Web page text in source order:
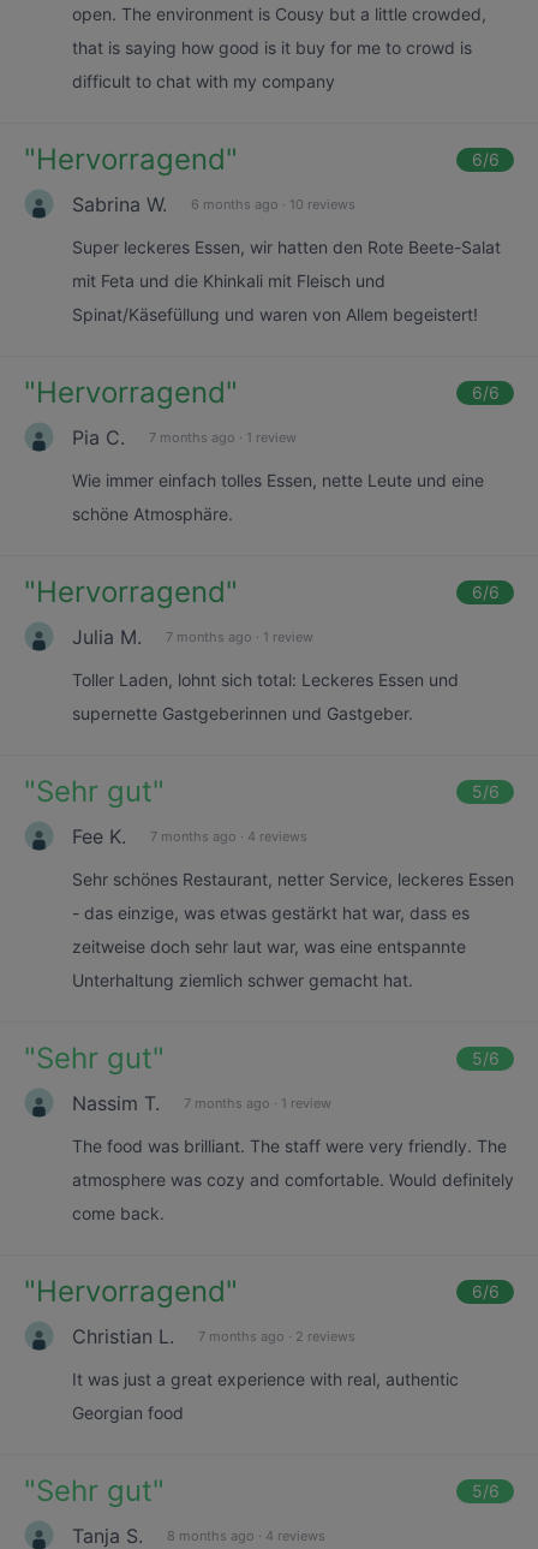
open. The environment is Cousy but a little crowded,
that is saying how good is it buy for me to crowd is
difficult to chat with my company
"Hervorragend" 6/6
Sabrina W. 6 months ago · 10 reviews
Super leckeres Essen, wir hatten den Rote Beete-Salat
mit Feta und die Khinkali mit Fleisch und
Spinat/Käsefüllung und waren von Allem begeistert!
"Hervorragend" 6/6
Pia C. 7 months ago · 1 review
Wie immer einfach tolles Essen, nette Leute und eine
schöne Atmosphäre.
"Hervorragend" 6/6
Julia M. 7 months ago · 1 review
Toller Laden, lohnt sich total: Leckeres Essen und
supernette Gastgeberinnen und Gastgeber.
"Sehr gut" 5/6
Fee K. 7 months ago · 4 reviews
Sehr schönes Restaurant, netter Service, leckeres Essen
- das einzige, was etwas gestärkt hat war, dass es
zeitweise doch sehr laut war, was eine entspannte
Unterhaltung ziemlich schwer gemacht hat.
"Sehr gut" 5/6
Nassim T. 7 months ago · 1 review
The food was brilliant. The staff were very friendly. The
atmosphere was cozy and comfortable. Would definitely
come back.
"Hervorragend" 6/6
Christian L. 7 months ago · 2 reviews
It was just a great experience with real, authentic
Georgian food
"Sehr gut" 5/6
Tanja S. 8 months ago · 4 reviews